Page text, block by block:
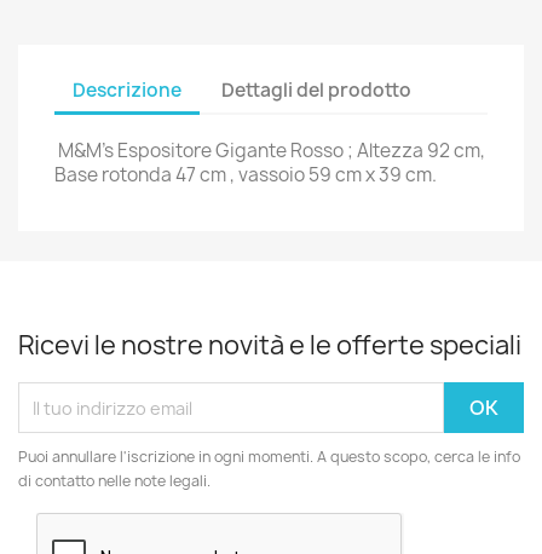
Descrizione Dettagli del prodotto
M&M's Espositore Gigante Rosso ; Altezza 92 cm,
Base rotonda 47 cm , vassoio 59 cm x 39 cm.
Ricevi le nostre novità e le offerte speciali
Puoi annullare l'iscrizione in ogni momenti. A questo scopo, cerca le info
di contatto nelle note legali.